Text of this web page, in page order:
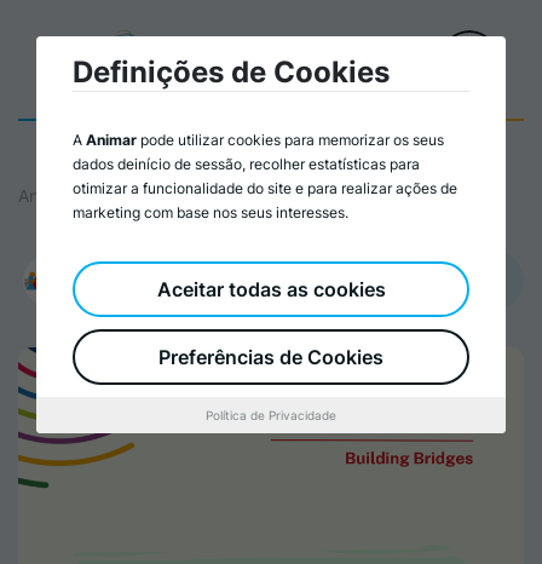
Animar
Promovido por:
Associação Portuguesa para a Diversidade e Inclusão
Definições de Cookies
A Animar pode utilizar cookies para memorizar os seus
dados deinício de sessão, recolher estatísticas para
otimizar a funcionalidade do site e para realizar ações de
marketing com base nos seus interesses.
Preferências de Cookies
Aceitar todas as cookies
Política de Privacidade